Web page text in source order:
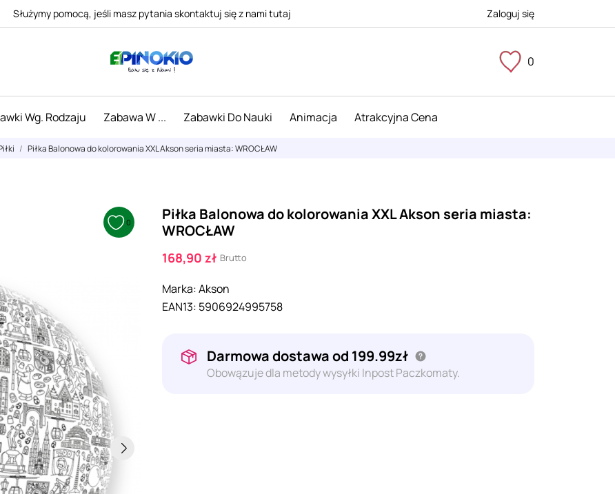
Służymy pomocą, jeśli masz pytania skontaktuj się z nami tutaj Zaloguj się
0
Wg. Rodzaju Zabawa W ... Zabawki Do Nauki Animacja Atrakcyjna Cena
Piłka Balonowa do kolorowania XXL Akson seria miasta: WROCŁAW
0
Piłka Balonowa do kolorowania XXL Akson seria miasta:
WROCŁAW
168,90 zł Brutto
Marka:Akson
EAN13: 5906924995758
Darmowa dostawa od 199.99zł
Obowązuje dla metody wysyłki Inpost Paczkomaty.